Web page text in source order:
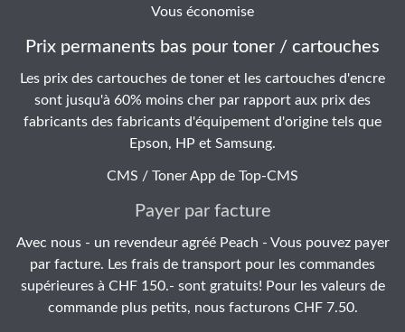
Vous économise
Prix permanents bas pour toner / cartouches
Les prix des cartouches de toner et les cartouches d'encre
sont jusqu'à 60% moins cher par rapport aux prix des
fabricants des fabricants d'équipement d'origine tels que
Epson, HP et Samsung.
CMS / Toner App de Top-CMS
Payer par facture
Avec nous - un revendeur agréé Peach - Vous pouvez payer
par facture. Les frais de transport pour les commandes
supérieures à CHF 150.- sont gratuits! Pour les valeurs de
commande plus petits, nous facturons CHF 7.50.